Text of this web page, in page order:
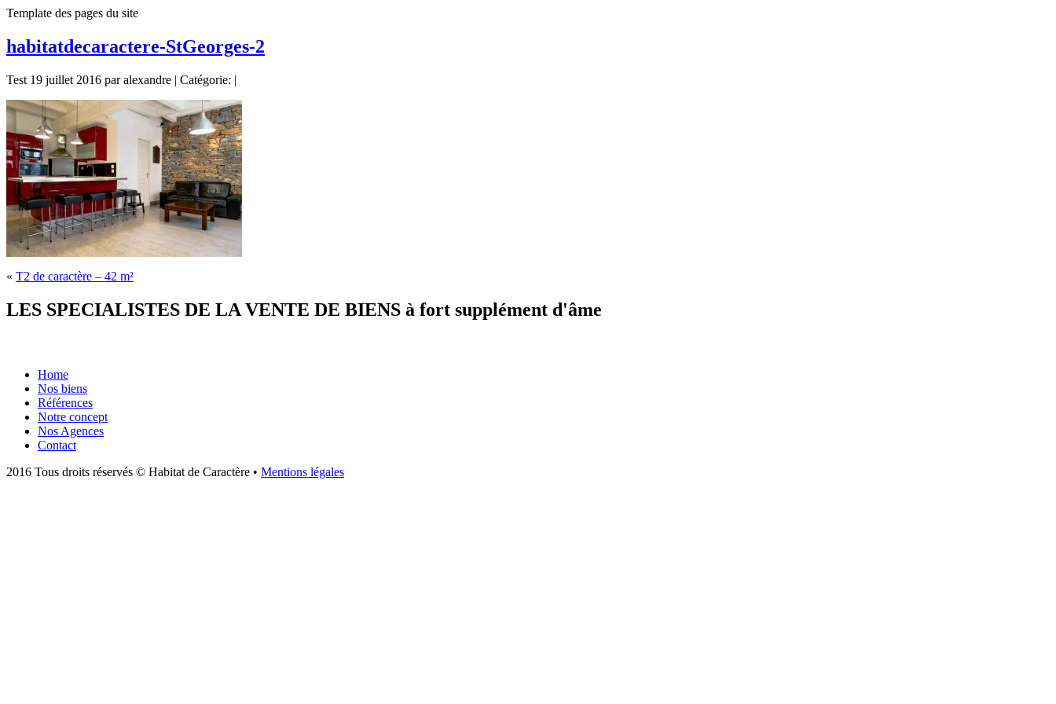
Template des pages du site
habitatdecaractere-StGeorges-2
Test 19 juillet 2016 par alexandre | Catégorie: |
« T2 de caractère – 42 m²
LES SPECIALISTES DE LA VENTE DE BIENS à fort supplément d'âme
Home
Nos biens
Références
Notre concept
Nos Agences
Contact
2016 Tous droits réservés © Habitat de Caractère • Mentions légales